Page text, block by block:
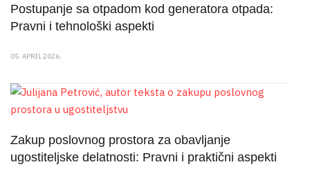
Postupanje sa otpadom kod generatora otpada:
Pravni i tehnološki aspekti
05. APRIL 2026.
Zakup poslovnog prostora za obavljanje
ugostiteljske delatnosti: Pravni i praktični aspekti